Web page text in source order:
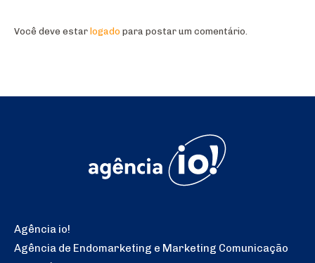
Você deve estar logado para postar um comentário.
Agência io!
Agência de Endomarketing e Marketing Comunicação